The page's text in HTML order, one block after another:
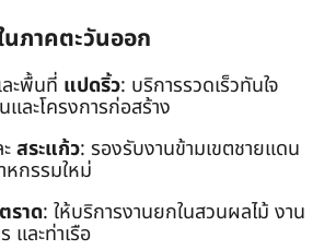
ภาคตะวันออก
ะพื้นที่ แปดริ้ว: บริการรวดเร็วทันใจ
และโครงการก่อสร้าง
สระแก้ว: รองรับงานข้ามเขตชายแดน
กรรมใหม่
ตราด: ให้บริการงานยกในสวนผลไม้ งาน
และท่าเรือ